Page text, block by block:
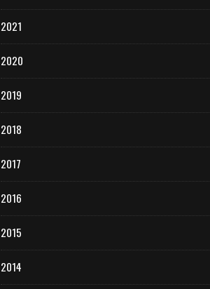
2021
2020
2019
2018
2017
2016
2015
2014